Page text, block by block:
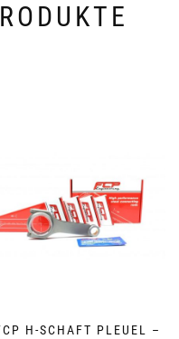
H-SCHAFT PLEUEL –